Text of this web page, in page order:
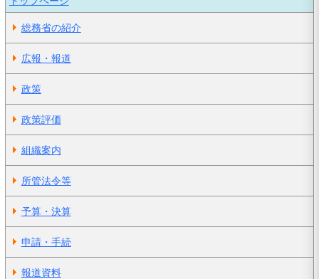
総務省の紹介
広報・報道
政策
政策評価
組織案内
所管法令等
予算・決算
申請・手続
報道資料